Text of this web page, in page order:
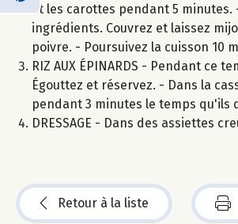
et les carottes pendant 5
ingrédients. Couvrez et laissez
poivre. - Poursuivez la cuisson 10
RIZ AUX ÉPINARDS - Pendant ce
Égouttez et réservez. - Dans la
pendant 3 minutes le temps qu'ils
DRESSAGE - Dans des assiettes
Retour à la liste